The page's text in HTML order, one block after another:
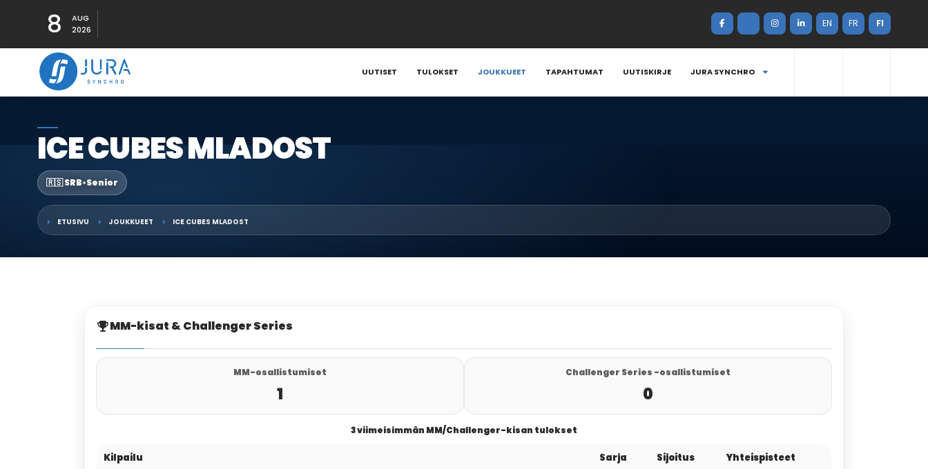
8
AUG
2026
EN FR FI
UUTISET TULOKSET JOUKKUEET TAPAHTUMAT UUTISKIRJE JURA SYNCHRO
ICE CUBES MLADOST
🇷🇸 SRB•Senior
ETUSIVU JOUKKUEET ICE CUBES MLADOST
MM-kisat & Challenger Series
MM-osallistumiset
1
Challenger Series -osallistumiset
0
3 viimeisimmän MM/Challenger-kisan tulokset
Kilpailu Sarja Sijoitus Yhteispisteet